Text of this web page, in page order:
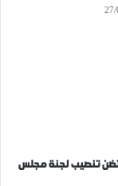
تنصيب لجنة مجلس